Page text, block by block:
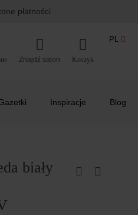
płatności
Koszyk
PL
Inspiracje Blog
biały